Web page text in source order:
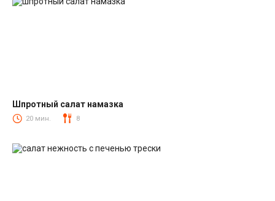
Салаты со шпротами
Шпротный салат намазка
20 мин. 8